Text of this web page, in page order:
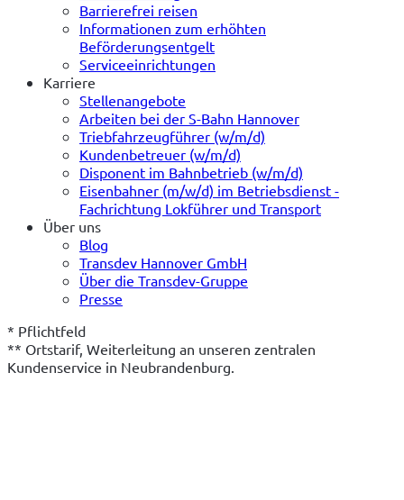
Barrierefrei reisen
Informationen zum erhöhten
Beförderungsentgelt
Serviceeinrichtungen
Karriere
Stellenangebote
Arbeiten bei der S-Bahn Hannover
Triebfahrzeugführer (w/m/d)
Kundenbetreuer (w/m/d)
Disponent im Bahnbetrieb (w/m/d)
Eisenbahner (m/w/d) im Betriebsdienst -
Fachrichtung Lokführer und Transport
Über uns
Blog
Transdev Hannover GmbH
Über die Transdev-Gruppe
Presse
* Pflichtfeld
** Ortstarif, Weiterleitung an unseren zentralen
Kundenservice in Neubrandenburg.